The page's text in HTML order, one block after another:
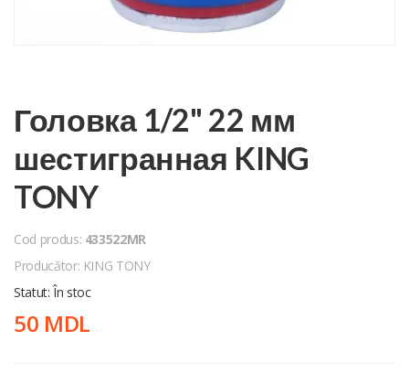
Головка 1/2" 22 мм
шестигранная KING
TONY
Cod produs: 433522MR
Producător: KING TONY
Statut: În stoc
50 MDL